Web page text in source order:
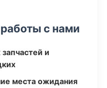
с нами
и
места ожидания